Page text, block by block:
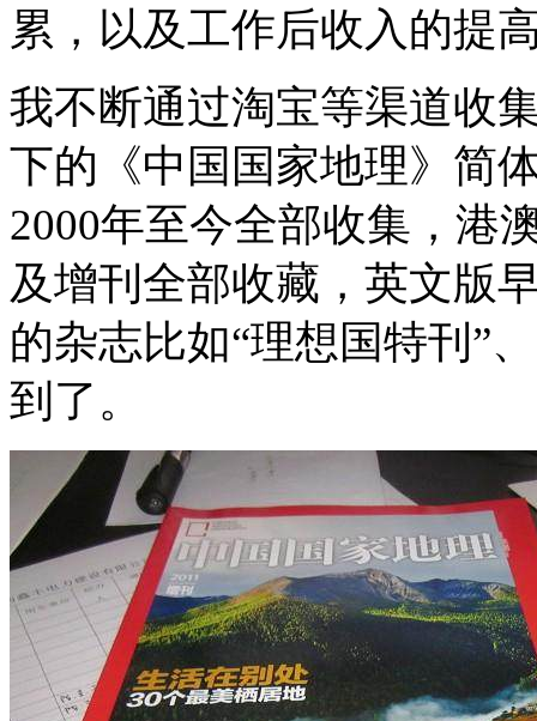
累，以及工作后收入的提
我不断通过淘宝等渠道收
下的《中国国家地理》简
2000年至今全部收集，港
及增刊全部收藏，英文版
的杂志比如“理想国特刊”
到了。